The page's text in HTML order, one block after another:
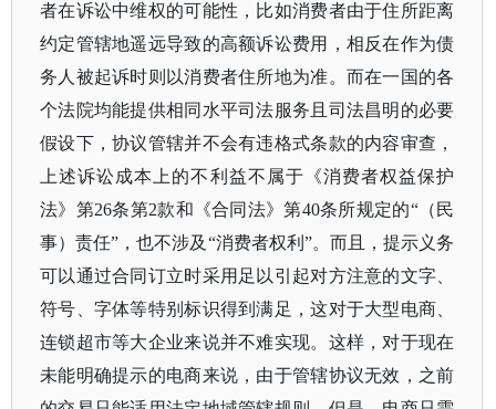
者在诉讼中维权的可能性，比如消费者由于住所距离
约定管辖地遥远导致的高额诉讼费用，相反在作为债
务人被起诉时则以消费者住所地为准。而在一国的各
个法院均能提供相同水平司法服务且司法昌明的必要
假设下，协议管辖并不会有违格式条款的内容审查，
上述诉讼成本上的不利益不属于《消费者权益保护
法》第26条第2款和《合同法》第40条所规定的“（民
事）责任”，也不涉及“消费者权利”。而且，提示义务
可以通过合同订立时采用足以引起对方注意的文字、
符号、字体等特别标识得到满足，这对于大型电商、
连锁超市等大企业来说并不难实现。这样，对于现在
未能明确提示的电商来说，由于管辖协议无效，之前